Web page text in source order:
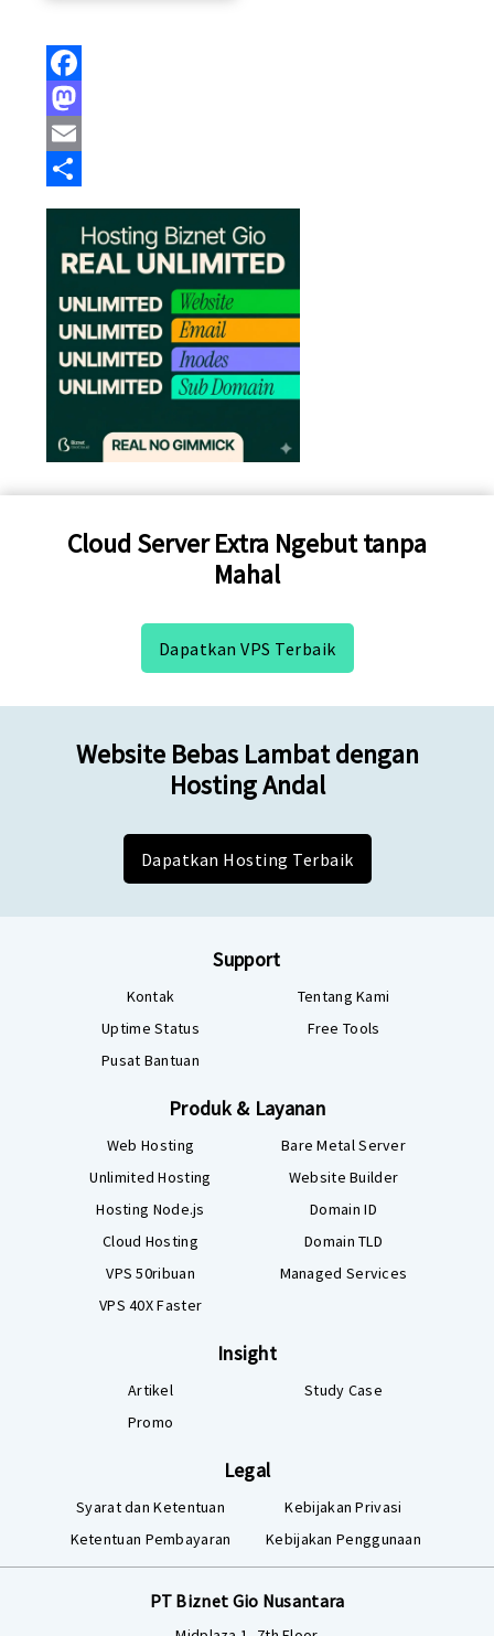
Facebook
Mastodon
Email
Share
Cloud Server Extra Ngebut tanpa
Mahal
Dapatkan VPS Terbaik
Website Bebas Lambat dengan
Hosting Andal
Dapatkan Hosting Terbaik
PT Biznet Gio Nusantara
Support
Kontak
Uptime Status
Pusat Bantuan
Tentang Kami
Free Tools
Produk & Layanan
Web Hosting
Unlimited Hosting
Hosting Node.js
Cloud Hosting
VPS 50ribuan
VPS 40X Faster
Bare Metal Server
Website Builder
Domain ID
Domain TLD
Managed Services
Insight
Artikel
Promo
Study Case
Legal
Syarat dan Ketentuan
Ketentuan Pembayaran
Kebijakan Privasi
Kebijakan Penggunaan